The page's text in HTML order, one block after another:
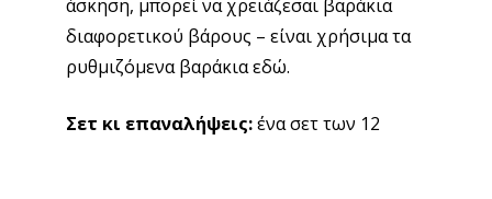
Στόχος:Να χάσω 3 ½ κιλά
Χρόνος:Τέσσερις 60λεπτες προπονήσεις την